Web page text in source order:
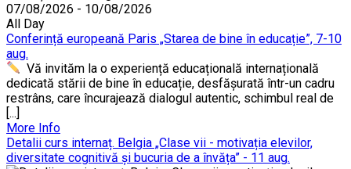
07/08/2026 - 10/08/2026
All Day
Conferință europeană Paris „Starea de bine în educație”, 7-10
aug.
Vă invităm la o experiență educațională internațională
dedicată stării de bine în educație, desfășurată într-un cadru
restrâns, care încurajează dialogul autentic, schimbul real de
[...]
More Info
Detalii curs internaț. Belgia „Clase vii - motivația elevilor,
diversitate cognitivă și bucuria de a învăța” - 11 aug.